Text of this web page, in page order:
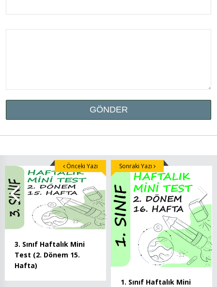
3. Sınıf Haftalık Mini
Test (2. Dönem 15.
Hafta)
Önceki Yazı
1. Sınıf Haftalık Mini
Sonraki Yazı